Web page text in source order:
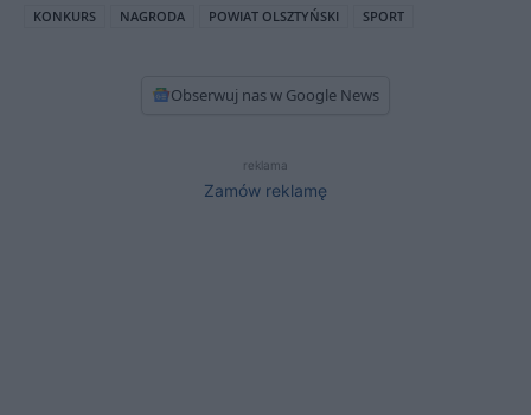
KONKURS NAGRODA POWIAT OLSZTYŃSKI SPORT
Obserwuj nas w Google News
reklama
Zamów reklamę